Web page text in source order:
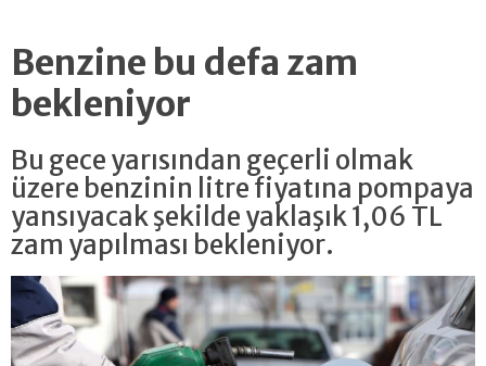
Benzine bu defa zam
bekleniyor
Bu gece yarısından geçerli olmak
üzere benzinin litre fiyatına pompaya
yansıyacak şekilde yaklaşık 1,06 TL
zam yapılması bekleniyor.